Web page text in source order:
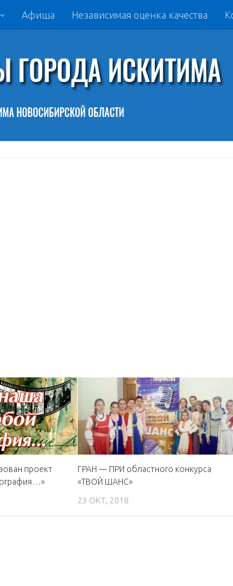
Афиша Независимая оценка качества
проект
ГРАН — ПРИ областного конкурса
«ТВОЙ ШАНС»
23 ОКТ, 2018